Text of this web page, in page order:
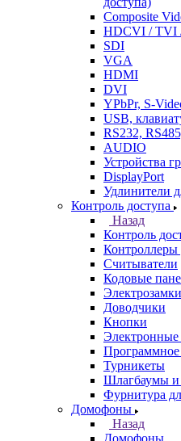
Composite
HDCVI / TVI
SDI
VGA
HDMI
DVI
YPbPr, S-
USB,
RS232,
AUDIO
Устройства
DisplayPort
Удлинители
Контроль доступа
Назад
Контроль
Контроллеры
Считыватели
Кодовые
Электрозамки
Доводчики
Кнопки
Программное
Турникеты
Шлагбаумы и
Фурнитура
Домофоны
Назад
Домофоны